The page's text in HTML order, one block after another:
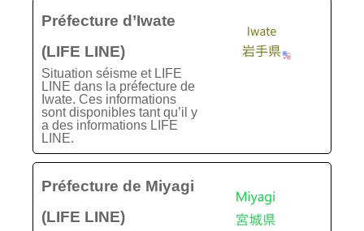
Préfecture d’Iwate
(LIFE LINE)
Situation séisme et LIFE
LINE dans la préfecture de
Iwate. Ces informations
sont disponibles tant qu’il y
a des informations LIFE
LINE.
Préfecture de Miyagi
(LIFE LINE)